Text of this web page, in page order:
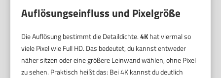
Auflösungseinfluss und Pixelgröße
Die Auflösung bestimmt die Detaildichte.4Khat viermal so
viele Pixel wie Full HD. Das bedeutet, du kannst entweder
näher sitzen oder eine größere Leinwand wählen, ohne Pixel
zu sehen. Praktisch heißt das: Bei 4K kannst du deutlich